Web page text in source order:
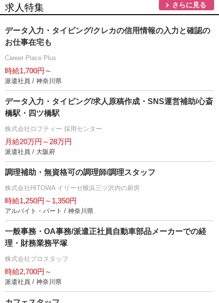
求人特集 さらに見る
データ入力・タイピング/クレカの信用情報の入力と確認の
お仕事在宅も
Career Place Plus
時給1,700円～
派遣社員 / 神奈川県
データ入力・タイピング/求人原稿作成・SNS運営補助/心斎
橋駅・四ツ橋駅
株式会社ロフティー 採用センター
月給20万円～28万円
派遣社員 / 大阪府
調理補助・無資格可の調理師/調理スタッフ
株式会社HITOWA イリーゼ横浜三ツ沢内の厨房
時給1,250円～1,350円
アルバイト・パート / 神奈川県
一般事務・OA事務/派遣正社員自動車部品メーカーでの経
理・財務業務平塚
株式会社プロスタッフ
時給2,700円～
派遣社員 / 神奈川県